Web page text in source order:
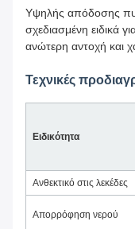
Υψηλής απόδοσης
σχεδιασμένη ειδικά
ανώτερη αντοχή και
Τεχνικές
Ειδικότητα
Ανθεκτικό στις λεκέδες
Απορρόφηση νερού